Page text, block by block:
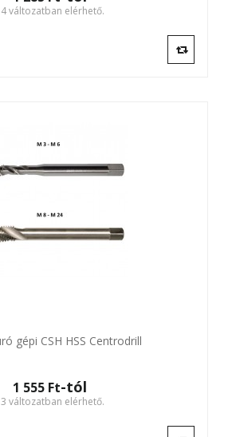
változatban elérhető.
gépi CSH HSS Centrodrill
1 555 Ft‎-tól
változatban elérhető.